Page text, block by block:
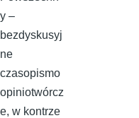
y –
bezdyskusyj
ne
czasopismo
opiniotwórcz
e, w kontrze